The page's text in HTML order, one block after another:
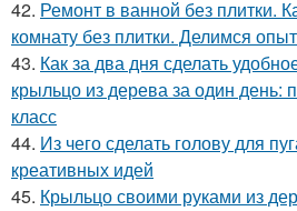
42. Ремонт в ванной без плитки.
комнату без плитки. Делимся
43. Как за два дня сделать
крыльцо из дерева за один день:
класс
44. Из чего сделать голову для
креативных идей
45. Крыльцо своими руками из